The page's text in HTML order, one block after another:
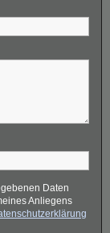
Daten
Anliegens